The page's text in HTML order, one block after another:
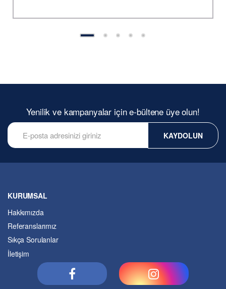
Yenilik ve kampanyalar için e-bültene üye olun!
KAYDOLUN
KURUMSAL
Hakkımızda
Referanslarımız
Sıkça Sorulanlar
İletişim